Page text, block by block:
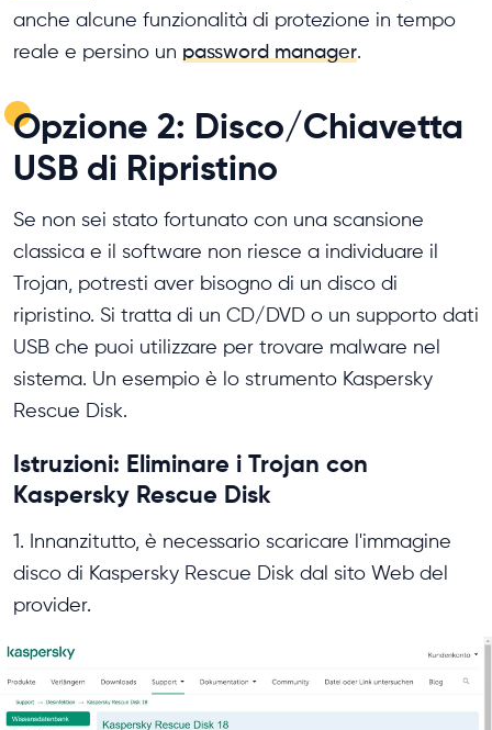
anche alcune funzionalità di protezione in tempo
reale e persino un password manager.
Opzione 2: Disco/Chiavetta
USB di Ripristino
Se non sei stato fortunato con una scansione
classica e il software non riesce a individuare il
Trojan, potresti aver bisogno di un disco di
ripristino. Si tratta di un CD/DVD o un supporto dati
USB che puoi utilizzare per trovare malware nel
sistema. Un esempio è lo strumento Kaspersky
Rescue Disk.
Istruzioni: Eliminare i Trojan con
Kaspersky Rescue Disk
1. Innanzitutto, è necessario scaricare l'immagine
disco di Kaspersky Rescue Disk dal sito Web del
provider.